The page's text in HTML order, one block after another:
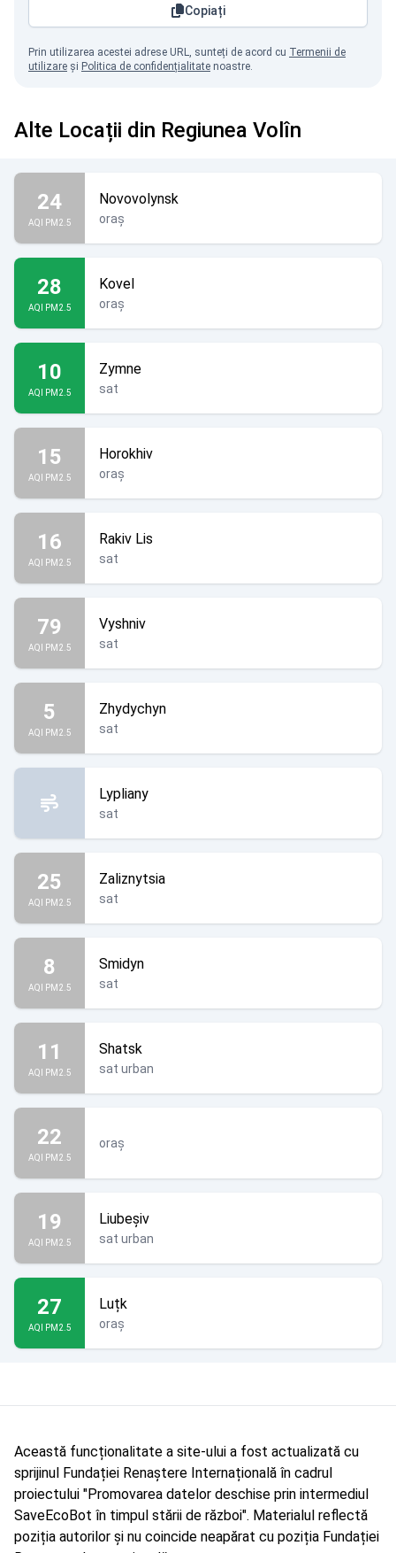
Copiați
Prin utilizarea acestei adrese URL, sunteți de acord cu Termenii de
utilizare și Politica de confidențialitate noastre.
Alte Locații din Regiunea Volîn
24
AQI PM2.5
Novovolynsk
oraș
28
AQI PM2.5
Kovel
oraș
10
AQI PM2.5
Zymne
sat
15
AQI PM2.5
Horokhiv
oraș
16
AQI PM2.5
Rakiv Lis
sat
79
AQI PM2.5
Vyshniv
sat
5
AQI PM2.5
Zhydychyn
sat
Lypliany
sat
25
AQI PM2.5
Zaliznytsia
sat
8
AQI PM2.5
Smidyn
sat
11
AQI PM2.5
Shatsk
sat urban
22
AQI PM2.5
oraș
19
AQI PM2.5
Liubeșiv
sat urban
27
AQI PM2.5
Luțk
oraș
Această funcționalitate a site-ului a fost actualizată cu
sprijinul Fundației Renaștere Internațională în cadrul
proiectului "Promovarea datelor deschise prin intermediul
SaveEcoBot în timpul stării de război". Materialul reflectă
poziția autorilor și nu coincide neapărat cu poziția Fundației